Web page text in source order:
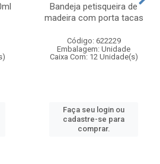
Bandeja petisqueira de
madeira com porta tacas
Código: 622229
Embalagem: Unidade
Caixa Com: 12 Unidade(s)
Faça seu login ou
cadastre-se para
comprar.